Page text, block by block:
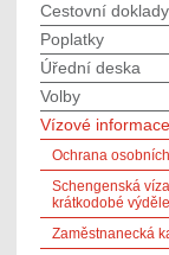
Cestovní doklady
Poplatky
Úřední deska
Volby
Vízové informace
Ochrana
Schengenská
krátkodobé
Zaměstnanecká